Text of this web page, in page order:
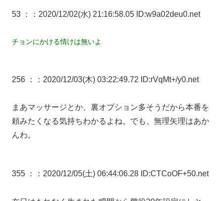
53 ： ：2020/12/02(水) 21:16:58.05 ID:w9a02deu0.net
チョンにかける情けは無いよ
256 ： ：2020/12/03(木) 03:22:49.72 ID:rVqMt+/y0.net
まあマッサージとか、裏オプション多そうだから本番を
頼みたくなる気持ちわかるよね。でも、無理矢理はあか
んわ。
355 ： ：2020/12/05(土) 06:44:06.28 ID:CTCoOF+50.net